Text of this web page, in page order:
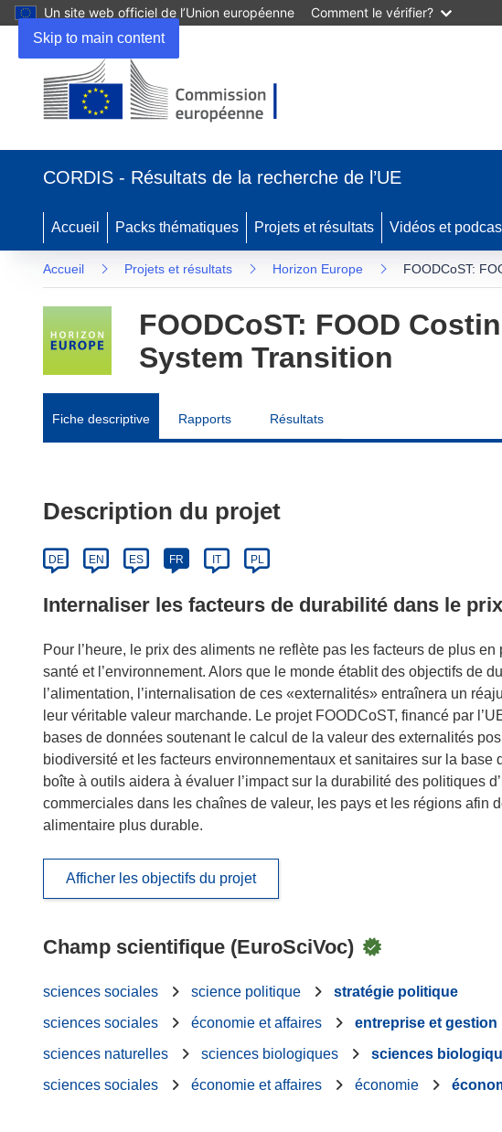
Skip to main content
Un site web officiel de l’Union européenne Comment le vérifier?
CORDIS - Résultats de la recherche de l’UE
Accueil Packs thématiques Projets et résultats Vidéos et
Accueil Projets et résultats Horizon Europe FOODCoST:
FOODCoST: FOOD
System Transition
Fiche descriptive Rapports Résultats
Description du projet
DE EN ES FR IT PL
Internaliser les facteurs de durabilité dans le
Pour l’heure, le prix des aliments ne reflète pas les facteurs de plus
santé et l’environnement. Alors que le monde établit des objectifs de
l’alimentation, l’internalisation de ces «externalités» entraînera un
leur véritable valeur marchande. Le projet FOODCoST, financé par
bases de données soutenant le calcul de la valeur des externalités
biodiversité et les facteurs environnementaux et sanitaires sur la
boîte à outils aidera à évaluer l’impact sur la durabilité des politiques
commerciales dans les chaînes de valeur, les pays et les régions afin
alimentaire plus durable.
Afficher les objectifs du projet
Champ scientifique (EuroSciVoc)
sciences sociales science politique
stratégie politique
sciences sociales
économie et affaires
entreprise et gestion
sciences naturelles
sciences biologiques
sciences
sciences sociales
économie et affaires économie